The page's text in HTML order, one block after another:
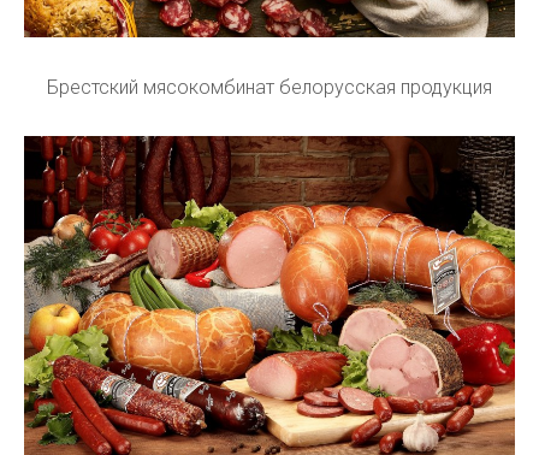
Брестский мясокомбинат белорусская продукция